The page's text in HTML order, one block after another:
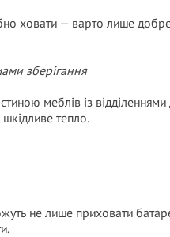
ховати — варто лише
зберігання
меблів із
тепло.
не лише приховати